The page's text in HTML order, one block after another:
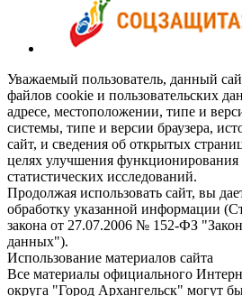
Уважаемый пользователь, данный
файлов cookie и пользовательских
адресе, местоположении, типе и
системы, типе и версии браузера,
сайт, и сведения об открытых
целях улучшения функционирования
статистических исследований.
Продолжая использовать сайт, вы
обработку указанной информации
закона от 27.07.2006 № 152-ФЗ
данных").
Использование материалов сайта
Все материалы официального
округа "Город Архангельск" могут